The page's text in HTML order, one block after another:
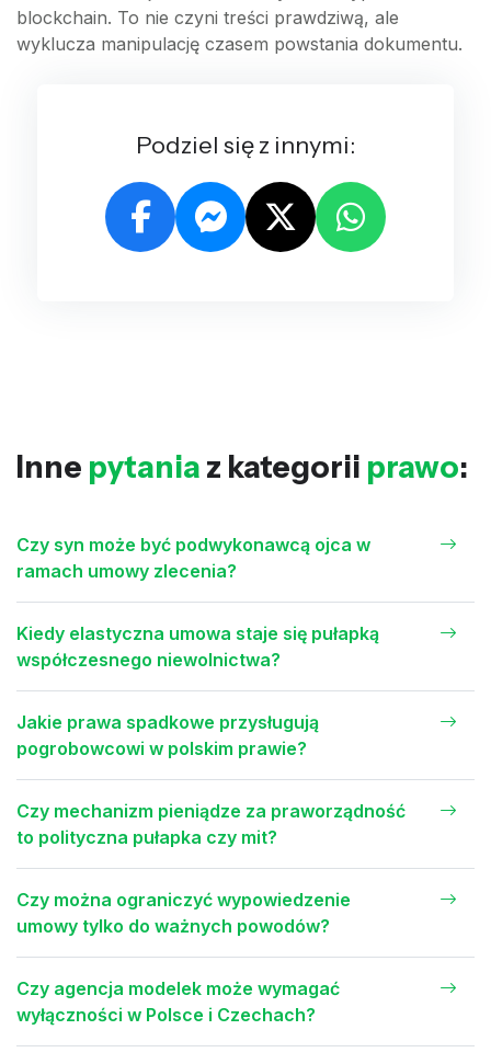
blockchain. To nie czyni treści prawdziwą, ale
wyklucza manipulację czasem powstania dokumentu.
Podziel się z innymi:
Inne pytania z kategorii prawo:
Czy syn może być podwykonawcą ojca w
ramach umowy zlecenia?
Kiedy elastyczna umowa staje się pułapką
współczesnego niewolnictwa?
Jakie prawa spadkowe przysługują
pogrobowcowi w polskim prawie?
Czy mechanizm pieniądze za praworządność
to polityczna pułapka czy mit?
Czy można ograniczyć wypowiedzenie
umowy tylko do ważnych powodów?
Czy agencja modelek może wymagać
wyłączności w Polsce i Czechach?